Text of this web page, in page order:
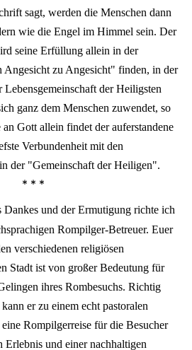
sagt, werden die Menschen dann
wie die Engel im Himmel sein. Der
seine Erfüllung allein in der
Angesicht zu Angesicht" finden, in der
der Heiligsten
ganz dem Menschen zuwendet, so
Gott allein findet der auferstandene
Verbundenheit mit den
der "Gemeinschaft der Heiligen".
* * *
und der Ermutigung richte ich
Rompilger-Betreuer. Euer
verschiedenen religiösen
Stadt ist von großer Bedeutung für
ihres Rombesuchs. Richtig
er zu einem echt pastoralen
Rompilgerreise für die Besucher
Erlebnis und einer nachhaltigen